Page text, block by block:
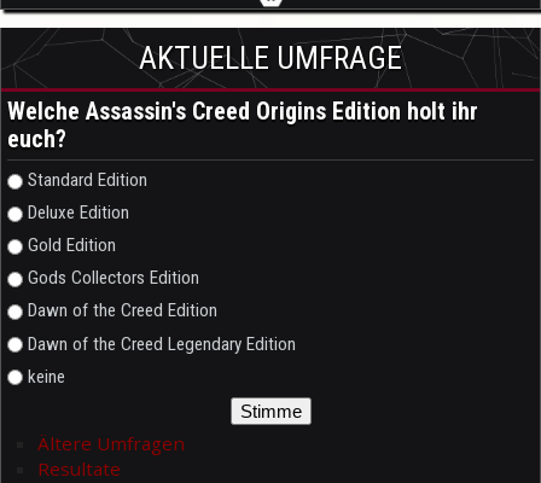
AKTUELLE UMFRAGE
Welche Assassin's Creed Origins Edition holt ihr
euch?
Auswahlmöglichkeiten
Standard Edition
Deluxe Edition
Gold Edition
Gods Collectors Edition
Dawn of the Creed Edition
Dawn of the Creed Legendary Edition
keine
Ältere Umfragen
Resultate